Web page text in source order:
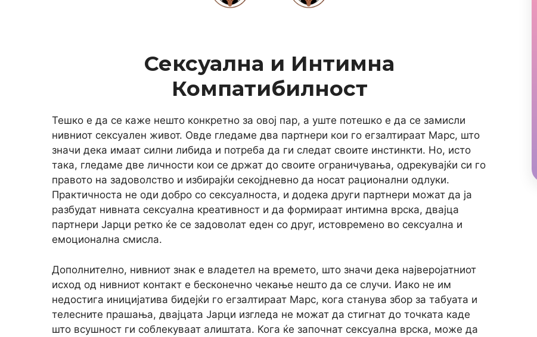
Сексуална и Интимна
Компатибилност
Тешко е да се каже нешто конкретно за овој пар, а уште потешко е да се замисли
нивниот сексуален живот. Овде гледаме два партнери кои го егзалтираат Марс, што
значи дека имаат силни либида и потреба да ги следат своите инстинкти. Но, исто
така, гледаме две личности кои се држат до своите ограничувања, одрекувајќи си го
правото на задоволство и избирајќи секојдневно да носат рационални одлуки.
Практичноста не оди добро со сексуалноста, и додека други партнери можат да ја
разбудат нивната сексуална креативност и да формираат интимна врска, двајца
партнери Јарци ретко ќе се задоволат еден со друг, истовремено во сексуална и
емоционална смисла.
Дополнително, нивниот знак е владетел на времето, што значи дека најверојатниот
исход од нивниот контакт е бесконечно чекање нешто да се случи. Иако не им
недостига иницијатива бидејќи го егзалтираат Марс, кога станува збор за табуата и
телесните прашања, двајцата Јарци изгледа не можат да стигнат до точката каде
што всушност ги соблекуваат алиштата. Кога ќе започнат сексуална врска, може да